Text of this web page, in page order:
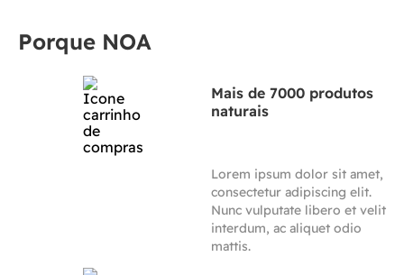
Porque NOA
Mais de 7000 produtos
naturais
Lorem ipsum dolor sit amet,
consectetur adipiscing elit.
Nunc vulputate libero et velit
interdum, ac aliquet odio
mattis.